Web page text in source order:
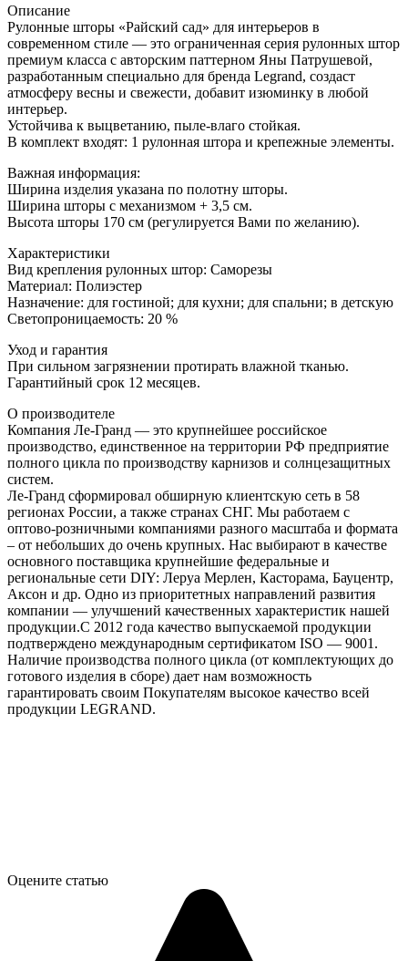
Описание
Рулонные шторы «Райский сад» для интерьеров в
современном стиле — это ограниченная серия рулонных штор
премиум класса с авторским паттерном Яны Патрушевой,
разработанным специально для бренда Legrand, создаст
атмосферу весны и свежести, добавит изюминку в любой
интерьер.
Устойчива к выцветанию, пыле-влаго стойкая.
В комплект входят: 1 рулонная штора и крепежные элементы.
Важная информация:
Ширина изделия указана по полотну шторы.
Ширина шторы с механизмом + 3,5 см.
Высота шторы 170 см (регулируется Вами по желанию).
Характеристики
Вид крепления рулонных штор: Саморезы
Материал: Полиэстер
Назначение: для гостиной; для кухни; для спальни; в детскую
Светопроницаемость: 20 %
Уход и гарантия
При сильном загрязнении протирать влажной тканью.
Гарантийный срок 12 месяцев.
О производителе
Компания Ле-Гранд — это крупнейшее российское
производство, единственное на территории РФ предприятие
полного цикла по производству карнизов и солнцезащитных
систем.
Ле-Гранд сформировал обширную клиентскую сеть в 58
регионах России, а также странах СНГ. Мы работаем с
оптово-розничными компаниями разного масштаба и формата
– от небольших до очень крупных. Нас выбирают в качестве
основного поставщика крупнейшие федеральные и
региональные сети DIY: Леруа Мерлен, Касторама, Бауцентр,
Аксон и др. Одно из приоритетных направлений развития
компании — улучшений качественных характеристик нашей
продукции.С 2012 года качество выпускаемой продукции
подтверждено международным сертификатом ISO — 9001.
Наличие производства полного цикла (от комплектующих до
готового изделия в сборе) дает нам возможность
гарантировать своим Покупателям высокое качество всей
продукции LEGRAND.
Оцените статью